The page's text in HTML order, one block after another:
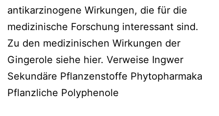
antikarzinogene Wirkungen, die für die
medizinische Forschung interessant sind.
Zu den medizinischen Wirkungen der
Gingerole siehe hier. Verweise Ingwer
Sekundäre Pflanzenstoffe Phytopharmaka
Pflanzliche Polyphenole